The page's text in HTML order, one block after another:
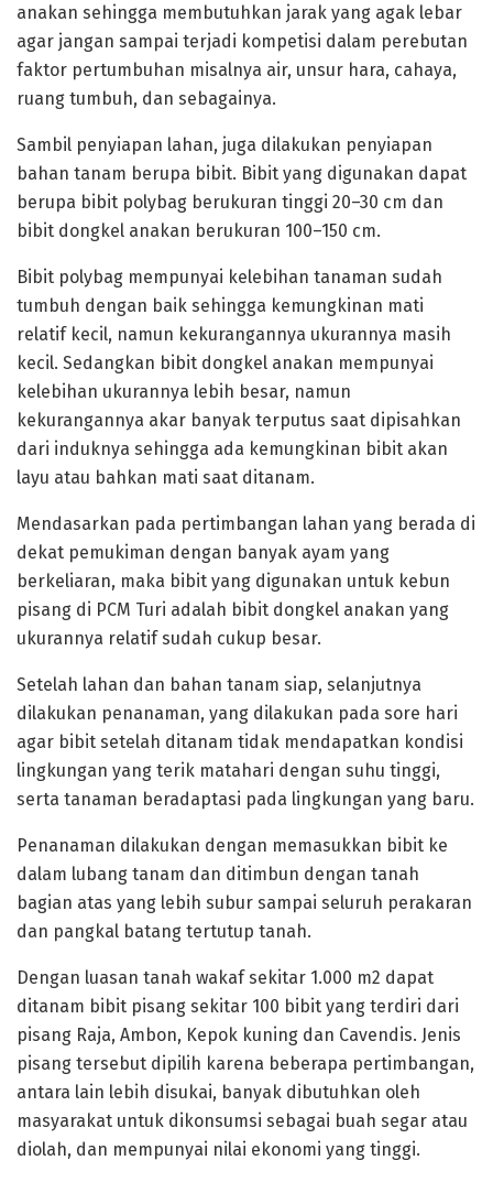
anakan sehingga membutuhkan jarak yang agak lebar
agar jangan sampai terjadi kompetisi dalam perebutan
faktor pertumbuhan misalnya air, unsur hara, cahaya,
ruang tumbuh, dan sebagainya.
Sambil penyiapan lahan, juga dilakukan penyiapan
bahan tanam berupa bibit. Bibit yang digunakan dapat
berupa bibit polybag berukuran tinggi 20–30 cm dan
bibit dongkel anakan berukuran 100–150 cm.
Bibit polybag mempunyai kelebihan tanaman sudah
tumbuh dengan baik sehingga kemungkinan mati
relatif kecil, namun kekurangannya ukurannya masih
kecil. Sedangkan bibit dongkel anakan mempunyai
kelebihan ukurannya lebih besar, namun
kekurangannya akar banyak terputus saat dipisahkan
dari induknya sehingga ada kemungkinan bibit akan
layu atau bahkan mati saat ditanam.
Mendasarkan pada pertimbangan lahan yang berada di
dekat pemukiman dengan banyak ayam yang
berkeliaran, maka bibit yang digunakan untuk kebun
pisang di PCM Turi adalah bibit dongkel anakan yang
ukurannya relatif sudah cukup besar.
Setelah lahan dan bahan tanam siap, selanjutnya
dilakukan penanaman, yang dilakukan pada sore hari
agar bibit setelah ditanam tidak mendapatkan kondisi
lingkungan yang terik matahari dengan suhu tinggi,
serta tanaman beradaptasi pada lingkungan yang baru.
Penanaman dilakukan dengan memasukkan bibit ke
dalam lubang tanam dan ditimbun dengan tanah
bagian atas yang lebih subur sampai seluruh perakaran
dan pangkal batang tertutup tanah.
Dengan luasan tanah wakaf sekitar 1.000 m2 dapat
ditanam bibit pisang sekitar 100 bibit yang terdiri dari
pisang Raja, Ambon, Kepok kuning dan Cavendis. Jenis
pisang tersebut dipilih karena beberapa pertimbangan,
antara lain lebih disukai, banyak dibutuhkan oleh
masyarakat untuk dikonsumsi sebagai buah segar atau
diolah, dan mempunyai nilai ekonomi yang tinggi.